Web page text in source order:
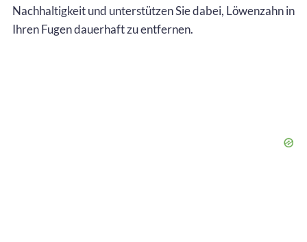
Nachhaltigkeit und unterstützen Sie dabei, Löwenzahn in
Ihren Fugen dauerhaft zu entfernen.